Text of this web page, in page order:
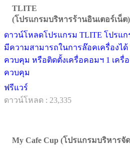
TLITE
(โปรแกรมบริหารร้านอินเตอร์เน็ต)
ดาวน์โหลดโปรแกรม TLITE โปรแ
มีความสามารถในการล๊อคเครื่องไ
ควบคุม หรือติดตั้งเครื่อคอมฯ 1 เครื่
ควบคุม
ฟรีแวร์
ดาวน์โหลด : 23,335
My Cafe Cup (โปรแกรมบริหารจั